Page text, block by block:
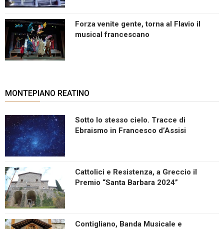
Forza venite gente, torna al Flavio il
musical francescano
MONTEPIANO REATINO
Sotto lo stesso cielo. Tracce di
Ebraismo in Francesco d’Assisi
Cattolici e Resistenza, a Greccio il
Premio “Santa Barbara 2024”
Contigliano, Banda Musicale e